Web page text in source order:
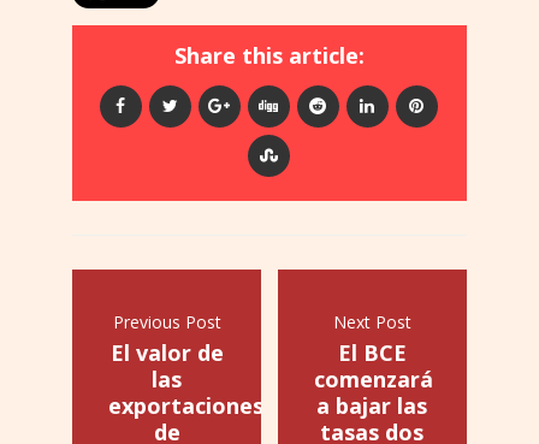
Share this article:
Previous Post
El valor de
las
exportaciones
de
Next Post
El BCE
comenzará
a bajar las
tasas dos